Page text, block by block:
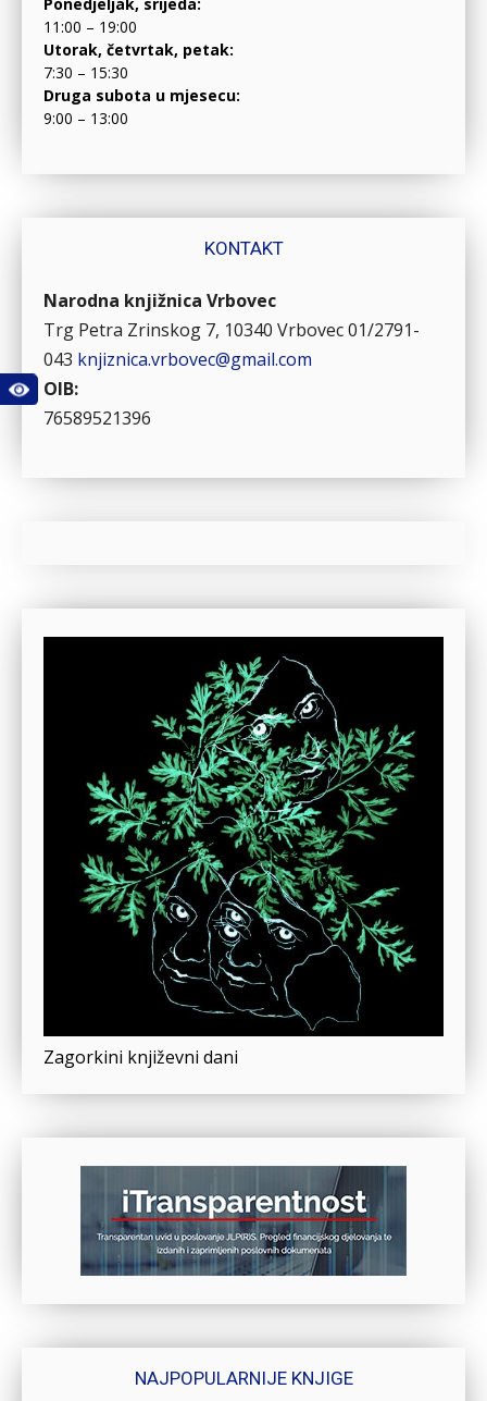
11:00 – 19:00
Utorak, četvrtak, petak:
7:30 – 15:30
Druga subota u mjesecu:
9:00 – 13:00
KONTAKT
Narodna knjižnica Vrbovec
Trg Petra Zrinskog 7, 10340 Vrbovec01/2791-
043 knjiznica.vrbovec@gmail.com
OIB:
76589521396
Zagorkini književni dani
NAJPOPULARNIJE KNJIGE